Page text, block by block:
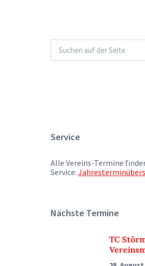
Service
Alle Vereins-Termine
Service:
Nächste Termine
TC